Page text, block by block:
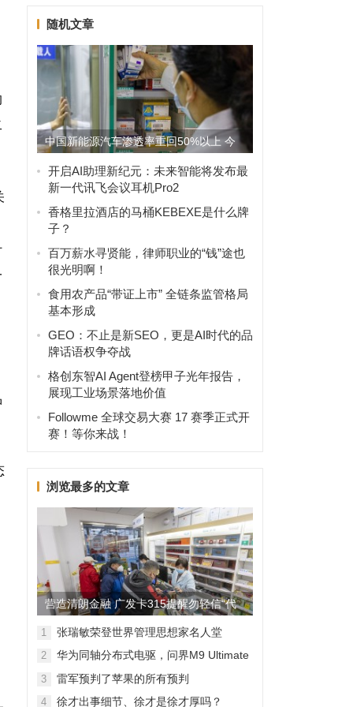
随机文章
中国新能源汽车渗透率重回50%以上 今
年将达56%
开启AI助理新纪元：未来智能将发布最
新一代讯飞会议耳机Pro2
香格里拉酒店的马桶KEBEXE是什么牌
子？
百万薪水寻贤能，律师职业的“钱”途也
很光明啊！
食用农产品“带证上市” 全链条监管格局
基本形成
GEO：不止是新SEO，更是AI时代的品
牌话语权争夺战
格创东智AI Agent登榜甲子光年报告，
展现工业场景落地价值
Followme 全球交易大赛 17 赛季正式开
赛！等你来战！
浏览最多的文章
营造清朗金融 广发卡315提醒勿轻信“代
理维权”
1 张瑞敏荣登世界管理思想家名人堂
2
华为同轴分布式电驱，问界M9 Ultimate
背后的“车轮思想者”
3 雷军预判了苹果的所有预判
4 徐才出事细节、徐才是徐才厚吗？